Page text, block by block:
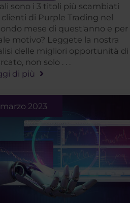
sono i 3 titoli più scambiati
clienti di Purple Trading nel
mese di quest'anno e per
motivo? Leggete la nostra
delle migliori opportunità di
non solo . . .
di più
2023